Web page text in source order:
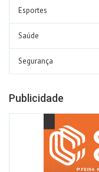
Esportes
Saúde
Segurança
Publicidade